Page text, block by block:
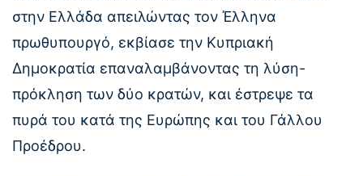
στην Ελλάδα απειλώντας τον Έλληνα
πρωθυπουργό, εκβίασε την Κυπριακή
Δημοκρατία επαναλαμβάνοντας τη λύση-
πρόκληση των δύο κρατών, και έστρεψε τα
πυρά του κατά της Ευρώπης και του Γάλλου
Προέδρου.